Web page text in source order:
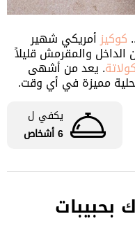
كوكيزأمريكي شهير
الداخل والمقرمش قليلاً
. يعد من أشهى
مميزة في أي وقت.
يكفي ل
6 أشخاص
بحبيبات